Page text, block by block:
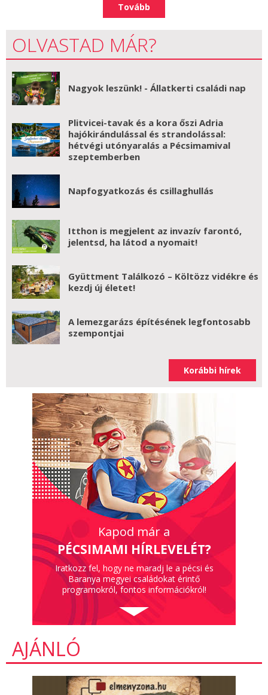
Tovább
OLVASTAD MÁR?
Nagyok leszünk! - Állatkerti családi nap
Plitvicei-tavak és a kora őszi Adria
hajókirándulással és strandolással:
hétvégi utónyaralás a Pécsimamival
szeptemberben
Napfogyatkozás és csillaghullás
Itthon is megjelent az invazív farontó,
jelentsd, ha látod a nyomait!
Gyüttment Találkozó – Költözz vidékre és
kezdj új életet!
A lemezgarázs építésének legfontosabb
szempontjai
Korábbi hírek
Kapod már a
PÉCSIMAMI HÍRLEVELÉT?
Iratkozz fel, hogy ne maradj le a pécsi és
Baranya megyei családokat érintő
programokról, fontos információkról!
AJÁNLÓ